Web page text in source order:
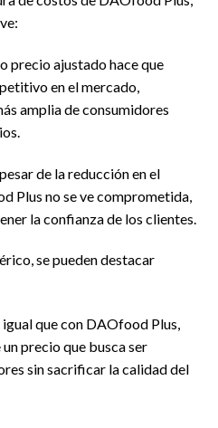
precio ajustado hace que
en el mercado,
amplia de consumidores
de la reducción en el
Plus no se ve comprometida,
la confianza de los clientes.
se pueden destacar
que con DAOfood Plus,
precio que busca ser
sin sacrificar la calidad del